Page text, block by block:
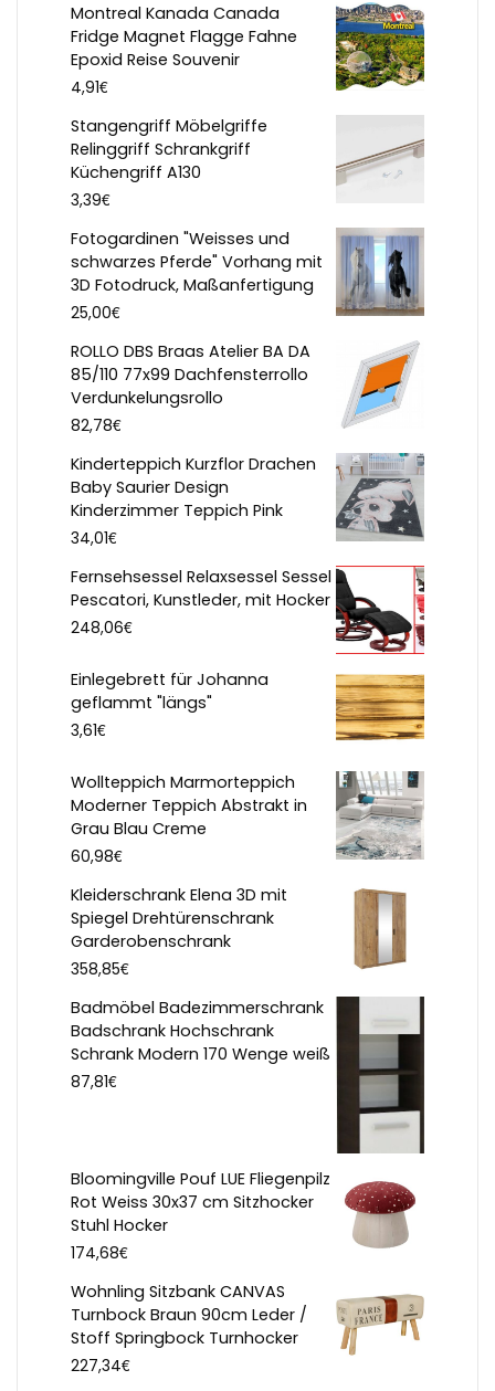
Montreal Kanada Canada
Fridge Magnet Flagge Fahne
Epoxid Reise Souvenir
4,91€
Stangengriff Möbelgriffe
Relinggriff Schrankgriff
Küchengriff A130
3,39€
Fotogardinen "Weisses und
schwarzes Pferde" Vorhang mit
3D Fotodruck, Maßanfertigung
25,00€
ROLLO DBS Braas Atelier BA DA
85/110 77x99 Dachfensterrollo
Verdunkelungsrollo
82,78€
Kinderteppich Kurzflor Drachen
Baby Saurier Design
Kinderzimmer Teppich Pink
34,01€
Fernsehsessel Relaxsessel Sessel
Pescatori, Kunstleder, mit Hocker
248,06€
Einlegebrett für Johanna
geflammt "längs"
3,61€
Wollteppich Marmorteppich
Moderner Teppich Abstrakt in
Grau Blau Creme
60,98€
Kleiderschrank Elena 3D mit
Spiegel Drehtürenschrank
Garderobenschrank
358,85€
Badmöbel Badezimmerschrank
Badschrank Hochschrank
Schrank Modern 170 Wenge weiß
87,81€
Bloomingville Pouf LUE Fliegenpilz
Rot Weiss 30x37 cm Sitzhocker
Stuhl Hocker
174,68€
Wohnling Sitzbank CANVAS
Turnbock Braun 90cm Leder /
Stoff Springbock Turnhocker
227,34€